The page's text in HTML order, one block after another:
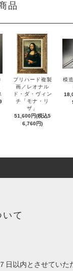
品
プリハード複製
画／レオナル
ド・ダ・ヴィン
チ「モナ・リ
ザ」
51,600円(税込5
6,760円)
模
て
日以内とさせていた